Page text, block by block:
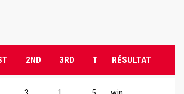
2ND 3RD T RÉSULTAT